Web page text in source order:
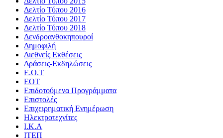
Δελτίο Τύπου 2016
Δελτίο Τύπου 2017
Δελτίο Τύπου 2018
Δενδροανθοκηπουροί
Δημοφιλή
Διεθνείς Εκθέσεις
Δράσεις-Εκδηλώσεις
Ε.Ο.Τ
ΕΟΤ
Επιδοτούμενα Προγράμματα
Επιστολές
Επιχειρηματική Ενημέρωση
Ηλεκτροτεχνίτες
Ι.Κ.Α
ΙΤΕΠ